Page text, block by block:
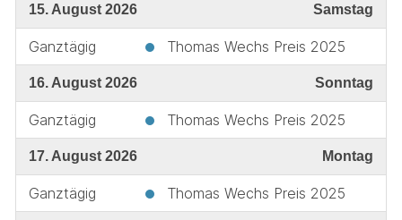
15. August 2026 Samstag
Ganztägig Thomas Wechs Preis 2025
16. August 2026 Sonntag
Ganztägig Thomas Wechs Preis 2025
17. August 2026 Montag
Ganztägig Thomas Wechs Preis 2025